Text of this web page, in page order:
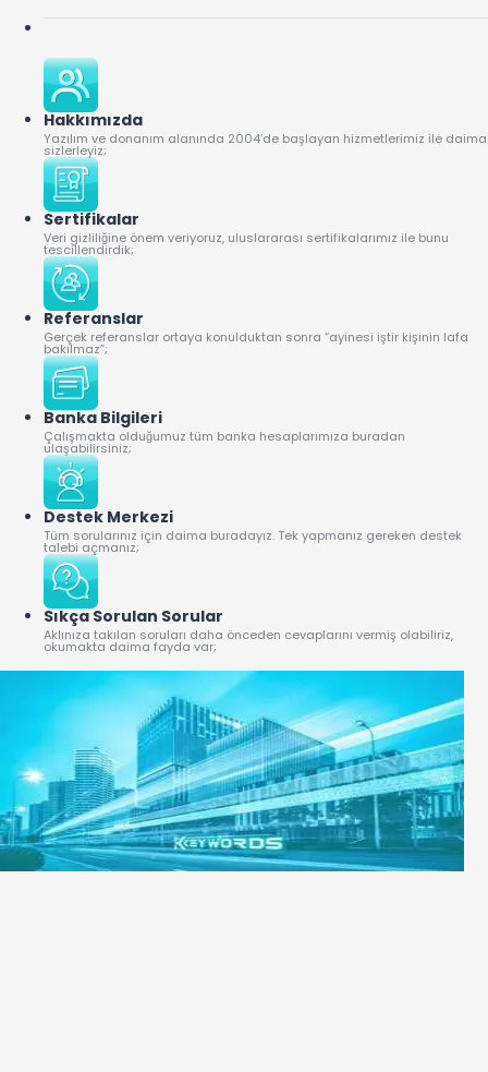
Hakkımızda
Yazılım ve donanım alanında 2004’de başlayan hizmetlerimiz ile daima
sizlerleyiz;
Sertifikalar
Veri gizliliğine önem veriyoruz, uluslararası sertifikalarımız ile bunu
tescillendirdik;
Referanslar
Gerçek referanslar ortaya konulduktan sonra “ayinesi iştir kişinin lafa
bakılmaz”;
Banka Bilgileri
Çalışmakta olduğumuz tüm banka hesaplarımıza buradan
ulaşabilirsiniz;
Destek Merkezi
Tüm sorularınız için daima buradayız. Tek yapmanız gereken destek
talebi açmanız;
Sıkça Sorulan Sorular
Aklınıza takılan soruları daha önceden cevaplarını vermiş olabiliriz,
okumakta daima fayda var;